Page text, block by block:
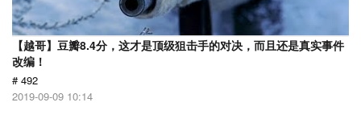
【越哥】豆瓣8.4分，这才是顶级狙击手的对决，而且还是真实事件
改编！
# 492
2019-09-09 10:14